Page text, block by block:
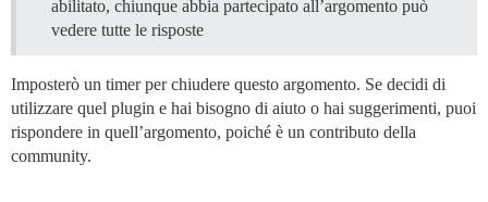
abilitato, chiunque abbia partecipato all’argomento può
vedere tutte le risposte
Imposterò un timer per chiudere questo argomento. Se decidi di
utilizzare quel plugin e hai bisogno di aiuto o hai suggerimenti, puoi
rispondere in quell’argomento, poiché è un contributo della
community.